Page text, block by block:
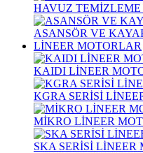
HAVUZ
ASANSÖR VE
LİNEER MOTORLAR
KAIDI LİNEER
KGRA SERİSİ
MİKRO LİNEER
SKA SERİSİ LİNEER